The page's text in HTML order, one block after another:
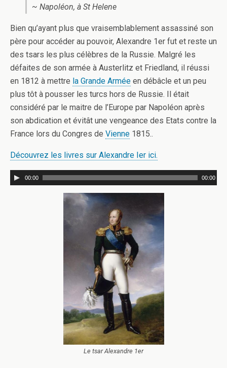
~ Napoléon, à St Helene
Bien qu’ayant plus que vraisemblablement assassiné son
père pour accéder au pouvoir, Alexandre 1er fut et reste un
des tsars les plus célèbres de la Russie. Malgré les
défaites de son armée à Austerlitz et Friedland, il réussi
en 1812 à mettre la Grande Armée en débâcle et un peu
plus tôt à pousser les turcs hors de Russie. Il était
considéré par le maitre de l’Europe par Napoléon après
son abdication et évitât une vengeance des Etats contre la
France lors du Congres de Vienne 1815..
Découvrez les livres sur Alexandre Ier ici.
00:00 00:00
Le tsar Alexandre 1er